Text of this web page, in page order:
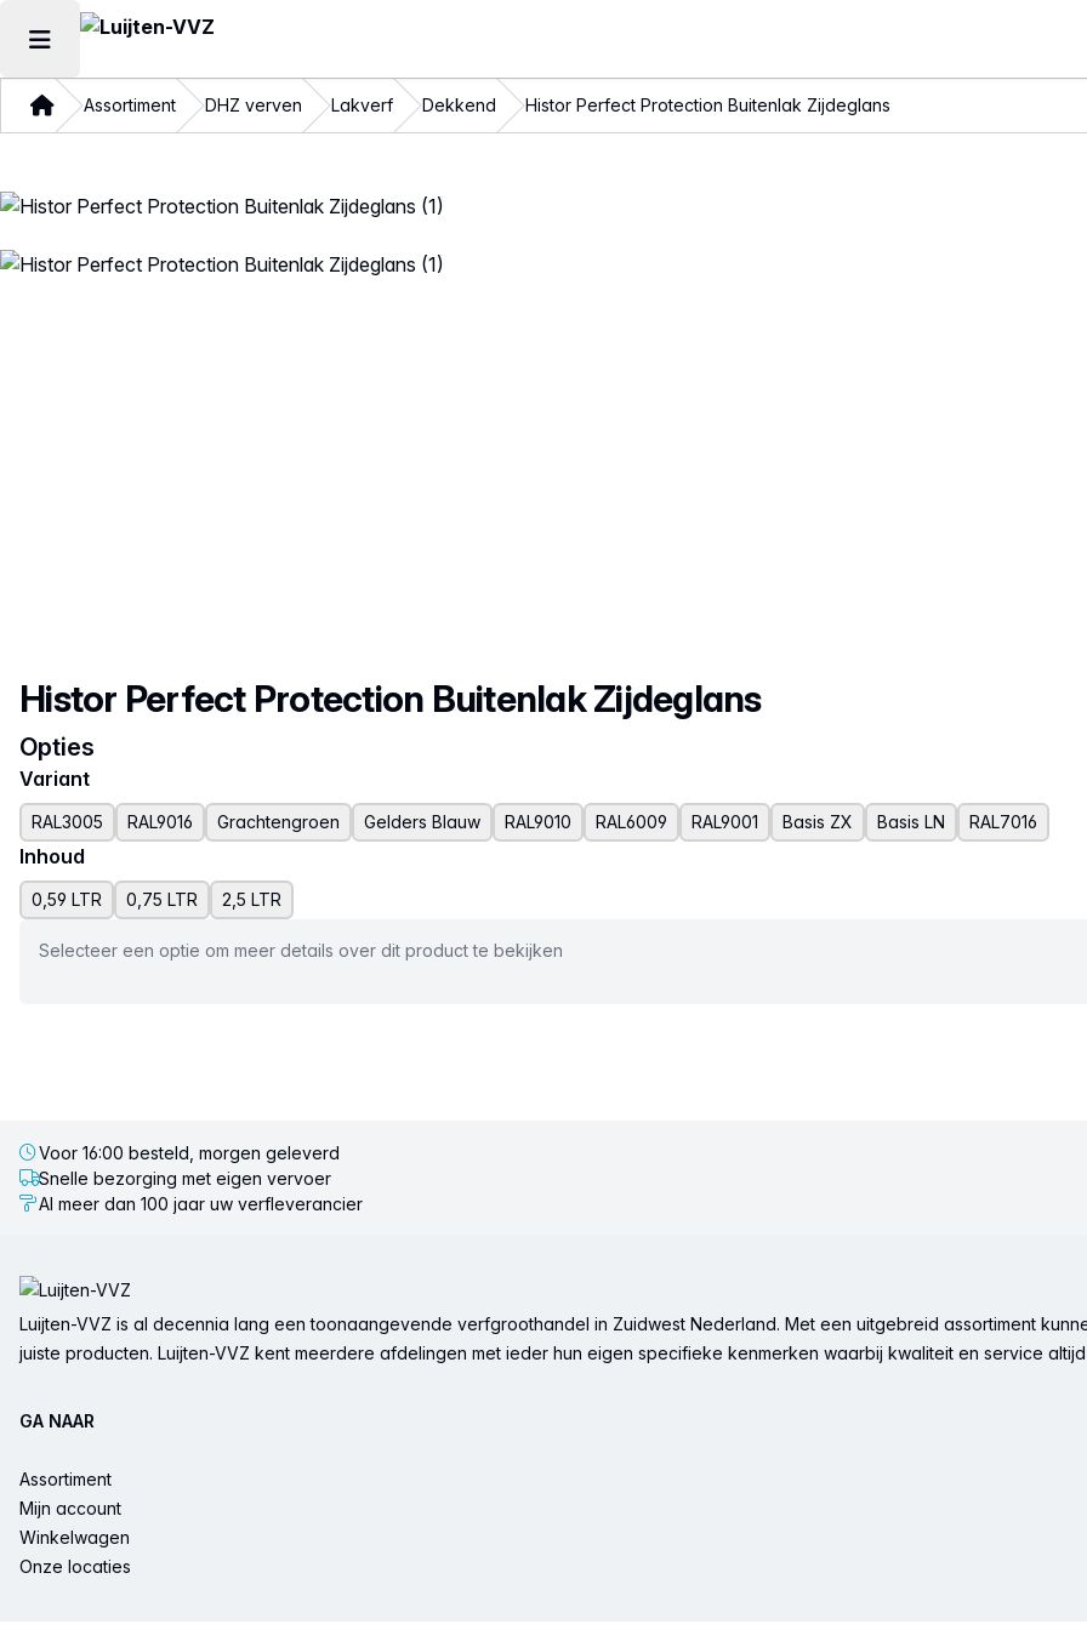
Hoofdmenu openen
ThuisAssortiment DHZ verven Lakverf Dekkend Histor Perfect Protection Buitenlak Zijdeglans
Productnaam
Histor Perfect Protection Buitenlak Zijdeglans
Opties
Variant
RAL3005 RAL9016 Grachtengroen Gelders Blauw RAL9010 RAL6009 RAL9001 Basis ZX Basis LN RAL7016
Inhoud
0,59 LTR 0,75 LTR 2,5 LTR
Selecteer een optie om meer details over dit product te bekijken
Voor 16:00 besteld, morgen geleverd
Snelle bezorging met eigen vervoer
Al meer dan 100 jaar uw verfleverancier
Luijten-VVZ is al decennia lang een toonaangevende verfgroothandel in Zuidwest Nederland. Met een uitgebreid assortiment
juiste producten. Luijten-VVZ kent meerdere afdelingen met ieder hun eigen specifieke kenmerken waarbij kwaliteit en service
GA NAAR
Assortiment
Mijn account
Winkelwagen
Onze locaties